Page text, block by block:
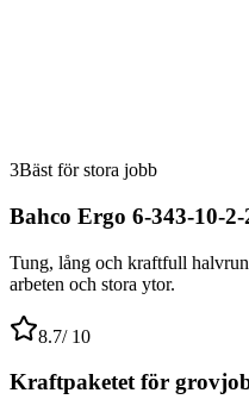
3Bäst för stora jobb
Bahco Ergo 6-343-10-
Tung, lång och kraftfull
arbeten och stora ytor.
8.7/ 10
Kraftpaketet för